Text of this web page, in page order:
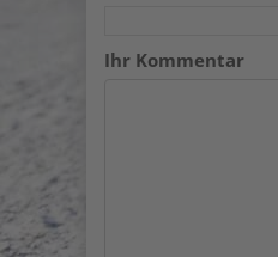
Ihr Kommentar